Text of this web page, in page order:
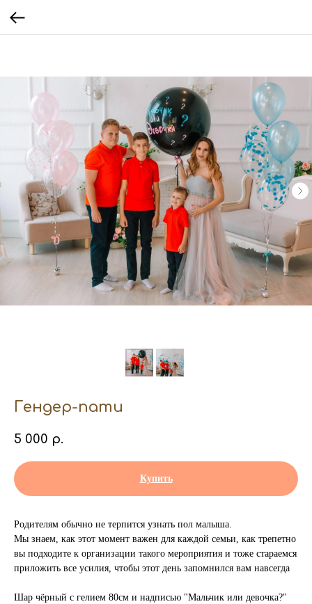
Гендер-пати
5 000 р.
Купить
Родителям обычно не терпится узнать пол малыша.
Мы знаем, как этот момент важен для каждой семьи, как трепетно
вы подходите к организации такого мероприятия и тоже стараемся
приложить все усилия, чтобы этот день запомнился вам навсегда
Шар чёрный с гелием 80см и надписью "Мальчик или девочка?"